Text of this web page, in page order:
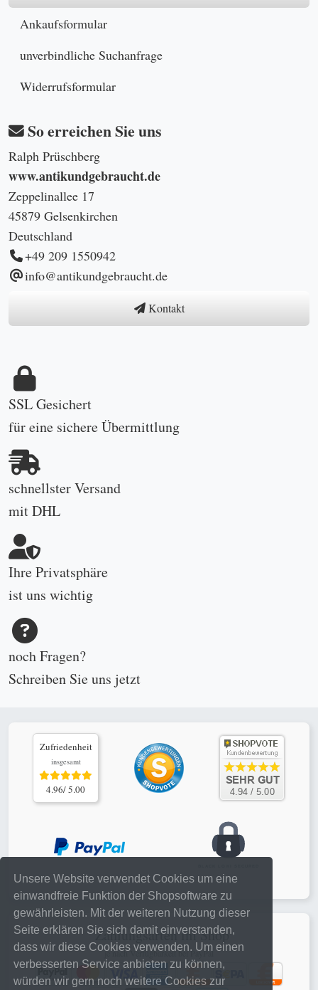
Unsere Website verwendet Cookies um eine
einwandfreie Funktion der Shopsoftware zu
gewährleisten. Mit der weiteren Nutzung dieser
Seite erklären Sie sich damit einverstanden,
dass wir diese Cookies verwenden. Um einen
verbesserten Service anbieten zu können,
würden wir gern noch weitere Cookies zur
Ankaufsformular
unverbindliche Suchanfrage
Widerrufsformular
So erreichen Sie uns
Ralph Prüschberg
www.antikundgebraucht.de
Zeppelinallee 17
45879 Gelsenkirchen
Deutschland
+49 209 1550942
info@antikundgebraucht.de
Kontakt
SSL Gesichert
für eine sichere Übermittlung
schnellster Versand
mit DHL
Ihre Privatsphäre
ist uns wichtig
noch Fragen?
Schreiben Sie uns jetzt
Zufriedenheit
insgesamt
4.96/ 5.00
Zahlungsarten im Shop
je nach Verfügbarkeit bei PayPal